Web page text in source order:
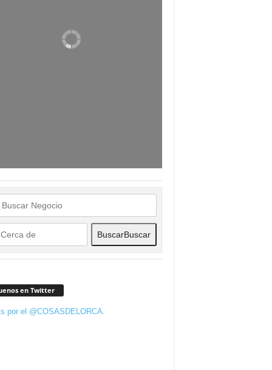
BuscarBuscar
en Twitter
por el @COSASDELORCA.